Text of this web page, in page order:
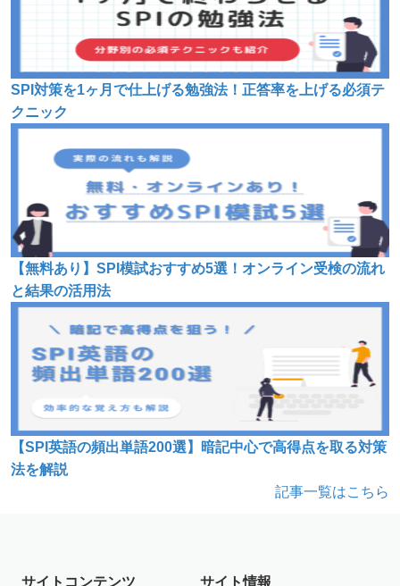
SPI対策を1ヶ月で仕上げる勉強法！正答率を上げる必須テ
クニック
【無料あり】SPI模試おすすめ5選！オンライン受検の流れ
と結果の活用法
【SPI英語の頻出単語200選】暗記中心で高得点を取る対策
法を解説
記事一覧はこちら
サイトコンテンツ サイト情報